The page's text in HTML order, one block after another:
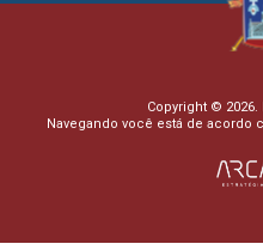
Copyright ©
Navegando você está de acordo